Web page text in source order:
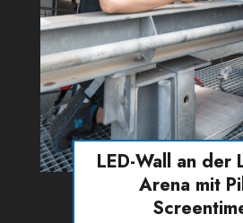
LED-Wall an der
Arena mit